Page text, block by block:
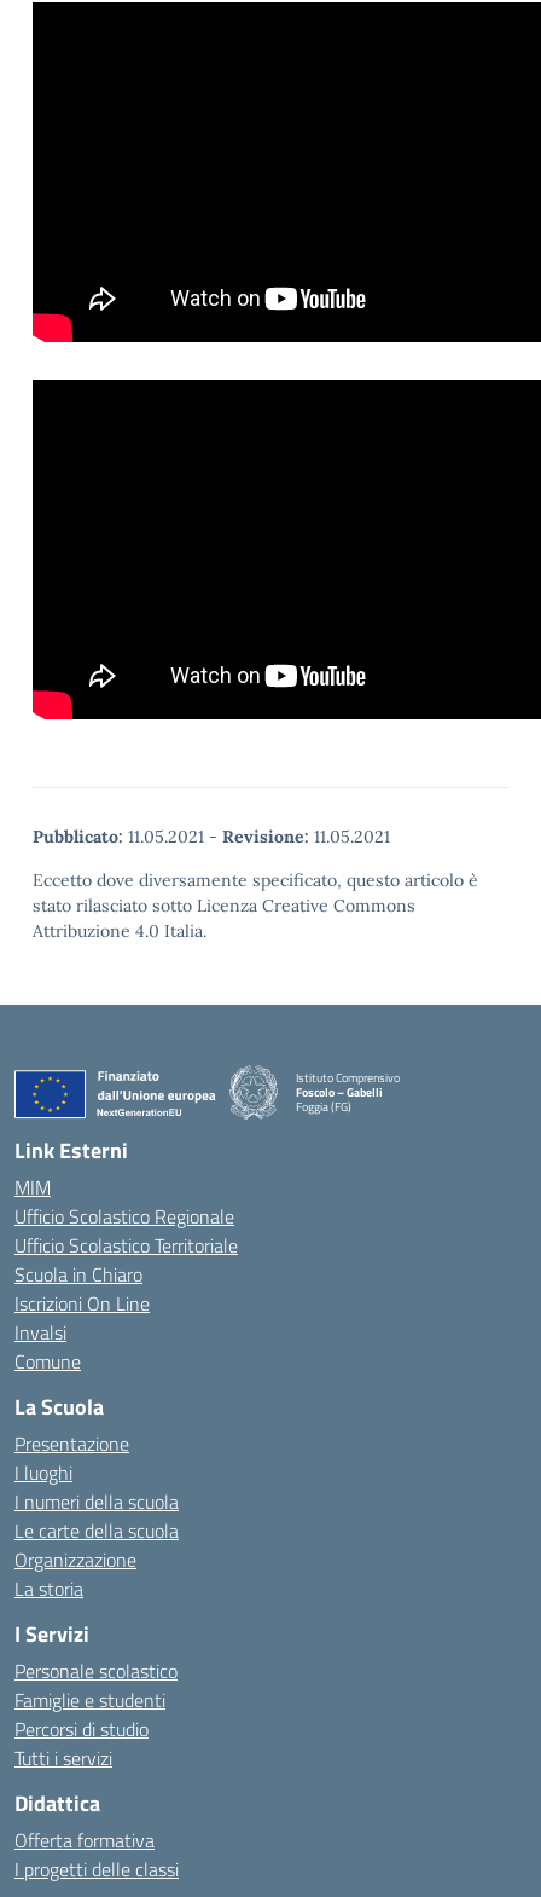
Pubblicato: 11.05.2021 - Revisione: 11.05.2021
Eccetto dove diversamente specificato, questo articolo è
stato rilasciato sotto Licenza Creative Commons
Attribuzione 4.0 Italia.
Istituto Comprensivo
Foscolo – Gabelli
Foggia (FG)
— Visita la pagina iniziale della scuola
Link Esterni
MIM
Ufficio Scolastico Regionale
Ufficio Scolastico Territoriale
Scuola in Chiaro
Iscrizioni On Line
Invalsi
Comune
La Scuola
Presentazione
I luoghi
I numeri della scuola
Le carte della scuola
Organizzazione
La storia
I Servizi
Personale scolastico
Famiglie e studenti
Percorsi di studio
Tutti i servizi
Didattica
Offerta formativa
I progetti delle classi